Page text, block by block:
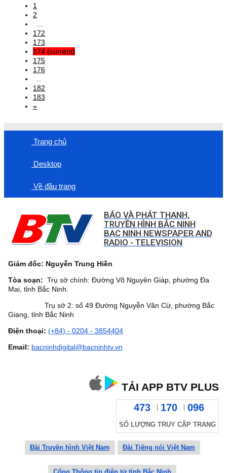
1
2
172
173
174 (current)
175
176
182
183
»
Trang chủ
Desktop
Về đầu trang
BÁO VÀ PHÁT THANH,
TRUYỀN HÌNH BẮC NINH
BAC NINH NEWSPAPER AND
RADIO - TELEVISION
Giám đốc: Nguyễn Trung Hiền
Tòa soạn: Trụ sở chính: Đường Võ Nguyên Giáp, phường Đa
Mai, tỉnh Bắc Ninh.
Trụ sở 2: số 49 Đường Nguyễn Văn Cừ, phường Bắc
Giang, tỉnh Bắc Ninh
Điện thoại: (+84) - 0204 - 3854404
Email: bacninhdigital@bacninhtv.vn
TẢI APP BTV PLUS
473 170 096
SỐ LƯỢNG TRUY CẬP TRANG
Đài Truyền hình Việt Nam Đài Tiếng nói Việt Nam